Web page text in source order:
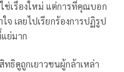
ช่เรื่องใหม่ แต่การที่คุณบอก
ใจ เลยไปเรียกร้องการปฏิรูป
ย่มาก
ทธิดูถูกเยาวชนผู้กล้าเหล่า